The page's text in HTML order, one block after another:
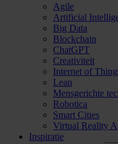
Agile
Artificial
Big Data
Blockchain
ChatGPT
Creativiteit
Internet of
Lean
Mensgerichte
Robotica
Smart Cities
Virtual Reality
Inspiratie